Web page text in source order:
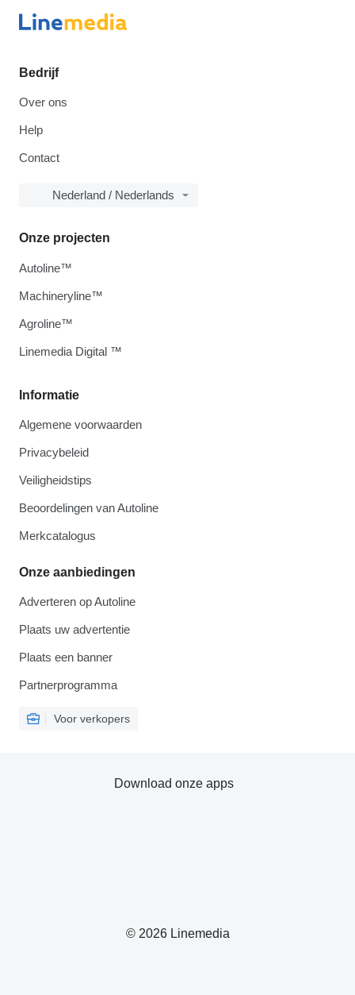
Bedrijf
Over ons
Help
Contact
Nederland / Nederlands
Informatie
Algemene voorwaarden
Privacybeleid
Veiligheidstips
Beoordelingen van Autoline
Merkcatalogus
Onze aanbiedingen
Adverteren op Autoline
Plaats uw advertentie
Plaats een banner
Partnerprogramma
Voor verkopers
Onze projecten
Autoline™
Machineryline™
Agroline™
Linemedia Digital ™
© 2026 Linemedia
Download onze apps